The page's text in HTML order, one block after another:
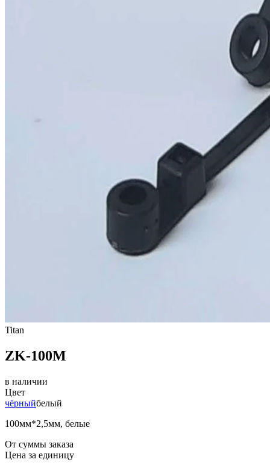
Titan
ZK-100M
в наличии
Цвет
чёрныйбелый
100мм*2,5мм, белые
От суммы заказа
Цена за единицу